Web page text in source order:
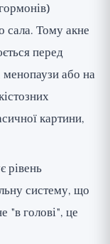
сала. Тому акне
перед
менопаузи або на
картини,
рівень
систему, що
"в голові", це